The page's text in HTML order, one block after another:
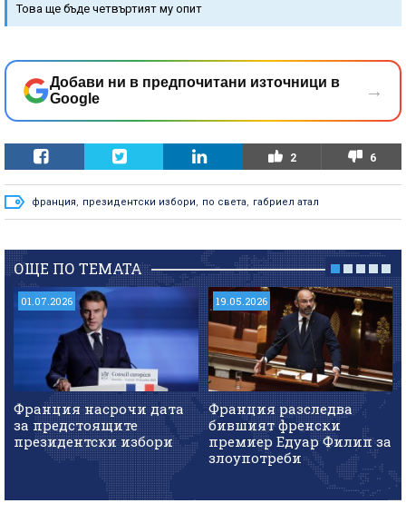
Това ще бъде четвъртият му опит
Добави ни в предпочитани източници в
Google
→
2 6
франция, президентски избори, по света, габриел атал
ОЩЕ ПО ТЕМАТА
01.07.2026
Франция насрочи дата
за предстоящите
президентски избори
19.05.2026
Франция разследва
бившият френски
премиер Едуар Филип за
злоупотреби